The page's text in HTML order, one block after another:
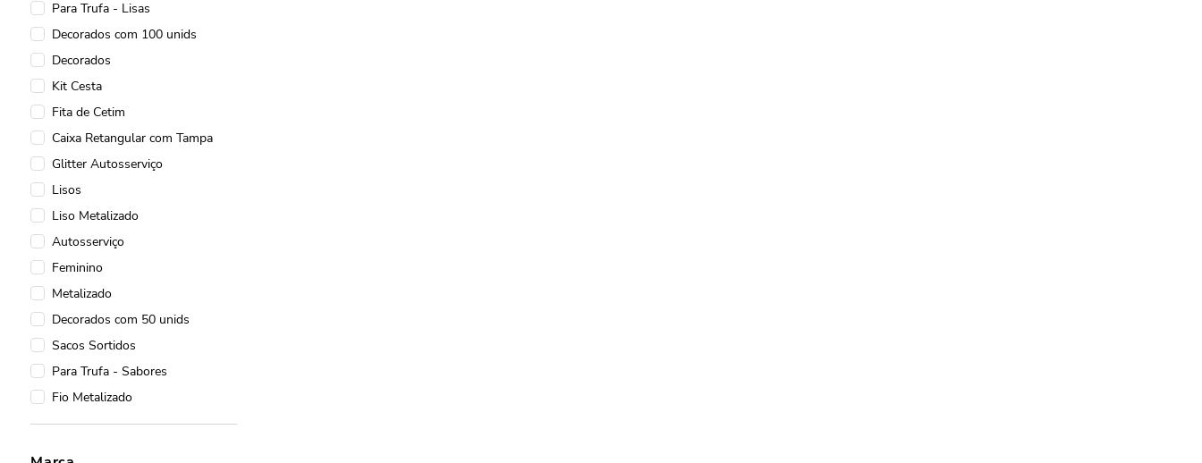
Fecho Prático
Lamicor
Tubolatas para Presentes
Sacola Cristal
Folhas em BOPP
Embalagens Kraft
Latas
Decorado
Caixa Display
Tubolata Rígida Para Presente
Lisas
Papel Manteiga
Tubolatas Rígidas
Papel Celofane
Etiquetas e Tags
Cartolina
Licenciadas
Laço Perfeito - Lacre Prático
Para Trufa - Lisas
Decorados com 100 unids
Decorados
Kit Cesta
Fita de Cetim
Caixa Retangular com Tampa
Glitter Autosserviço
Lisos
Liso Metalizado
Autosserviço
Feminino
Metalizado
Decorados com 50 unids
Sacos Sortidos
Para Trufa - Sabores
Fio Metalizado
Fecho Prático Decorado